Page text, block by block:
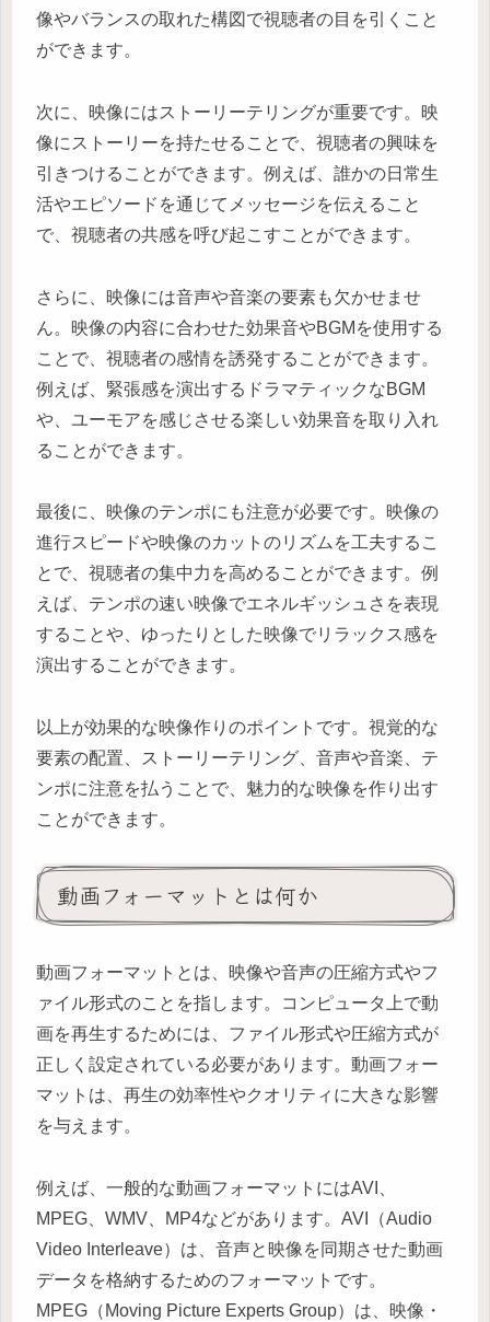
像やバランスの取れた構図で視聴者の目を引くこと
ができます。
次に、映像にはストーリーテリングが重要です。映
像にストーリーを持たせることで、視聴者の興味を
引きつけることができます。例えば、誰かの日常生
活やエピソードを通じてメッセージを伝えること
で、視聴者の共感を呼び起こすことができます。
さらに、映像には音声や音楽の要素も欠かせませ
ん。映像の内容に合わせた効果音やBGMを使用する
ことで、視聴者の感情を誘発することができます。
例えば、緊張感を演出するドラマティックなBGM
や、ユーモアを感じさせる楽しい効果音を取り入れ
ることができます。
最後に、映像のテンポにも注意が必要です。映像の
進行スピードや映像のカットのリズムを工夫するこ
とで、視聴者の集中力を高めることができます。例
えば、テンポの速い映像でエネルギッシュさを表現
することや、ゆったりとした映像でリラックス感を
演出することができます。
以上が効果的な映像作りのポイントです。視覚的な
要素の配置、ストーリーテリング、音声や音楽、テ
ンポに注意を払うことで、魅力的な映像を作り出す
ことができます。
動画フォーマットとは何か
動画フォーマットとは、映像や音声の圧縮方式やフ
ァイル形式のことを指します。コンピュータ上で動
画を再生するためには、ファイル形式や圧縮方式が
正しく設定されている必要があります。動画フォー
マットは、再生の効率性やクオリティに大きな影響
を与えます。
例えば、一般的な動画フォーマットにはAVI、
MPEG、WMV、MP4などがあります。AVI（Audio
Video Interleave）は、音声と映像を同期させた動画
データを格納するためのフォーマットです。
MPEG（Moving Picture Experts Group）は、映像・